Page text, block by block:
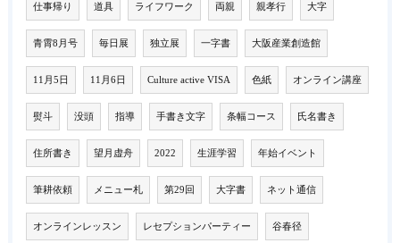
仕事帰り 道具 ライフワーク 両親 親孝行 大字
青霄8月号 毎日展 独立展 一字書 大阪産業創造館
11月5日 11月6日 Culture active VISA 色紙 オンライン講座
熨斗 没頭 指導 手書き文字 条幅コース 氏名書き
住所書き 望月虚舟 2022 生涯学習 年始イベント
筆耕依頼 メニュー札 第29回 大字書 ネット通信
オンラインレッスン レセプションパーティー 谷春径